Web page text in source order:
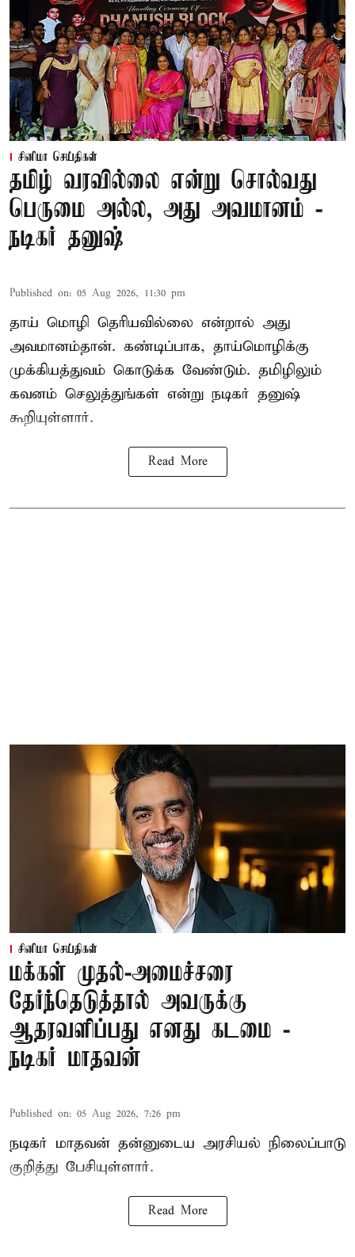
சினிமா செய்திகள்
தமிழ் வரவில்லை என்று சொல்வது
பெருமை அல்ல, அது அவமானம் -
நடிகர் தனுஷ்
Published on: 05 Aug 2026, 11:30 pm
தாய் மொழி தெரியவில்லை என்றால் அது
அவமானம்தான். கண்டிப்பாக, தாய்மொழிக்கு
முக்கியத்துவம் கொடுக்க வேண்டும். தமிழிலும்
கவனம் செலுத்துங்கள் என்று நடிகர் தனுஷ்
கூறியுள்ளார்.
Read More
சினிமா செய்திகள்
மக்கள் முதல்-அமைச்சரை
தேர்ந்தெடுத்தால் அவருக்கு
ஆதரவளிப்பது எனது கடமை -
நடிகர் மாதவன்
Published on: 05 Aug 2026, 7:26 pm
நடிகர் மாதவன் தன்னுடைய அரசியல் நிலைப்பாடு
குறித்து பேசியுள்ளார்.
Read More